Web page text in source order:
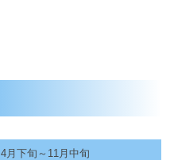
4月下旬～11月中旬